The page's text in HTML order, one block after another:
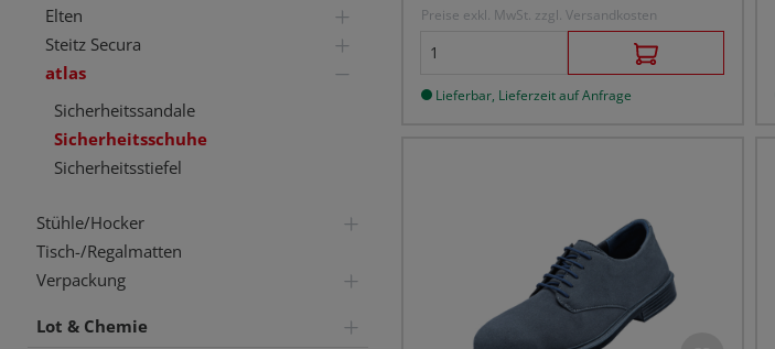
Elten
Steitz Secura
atlas
Sicherheitssandale
Sicherheitsschuhe
Sicherheitsstiefel
Stühle/Hocker
Tisch-/Regalmatten
Verpackung
Lot & Chemie
Preise exkl. MwSt. zzgl. Versandkosten
Lieferbar, Lieferzeit auf Anfrage